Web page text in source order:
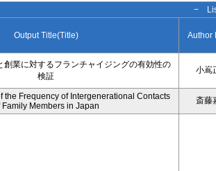
−
Output Title(Title) Author
創業に対するフランチャイジングの有効性の
検証
小嶌
the Frequency of Intergenerational Contacts
Family Members in Japan
斎藤